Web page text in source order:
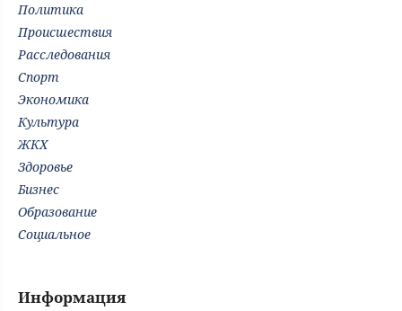
Политика
Происшествия
Расследования
Спорт
Экономика
Культура
ЖКХ
Здоровье
Бизнес
Образование
Социальное
Информация